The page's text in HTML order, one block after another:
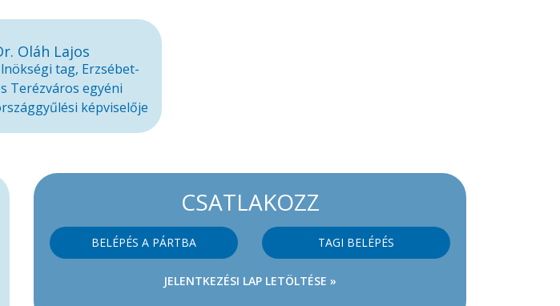
Oláh Lajos
tag, Erzsébet-
Terézváros egyéni
képviselője
CSATLAKOZZ
BELÉPÉS A PÁRTBA TAGI BELÉPÉS
JELENTKEZÉSI LAP LETÖLTÉSE »